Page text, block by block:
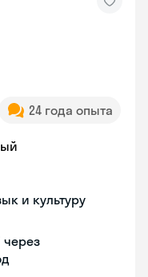
24 года опыта
и культуру
через